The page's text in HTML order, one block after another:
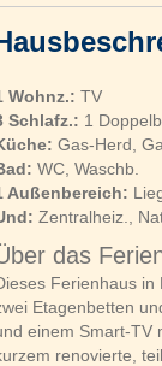
Wohnz.: TV
Schlafz.: 1
Gas-Herd,
WC, Waschb.
Außenbereich:
Zentralheiz.,
das
Ferienhaus in
Etagenbetten
einem Smart-TV
renovierte,